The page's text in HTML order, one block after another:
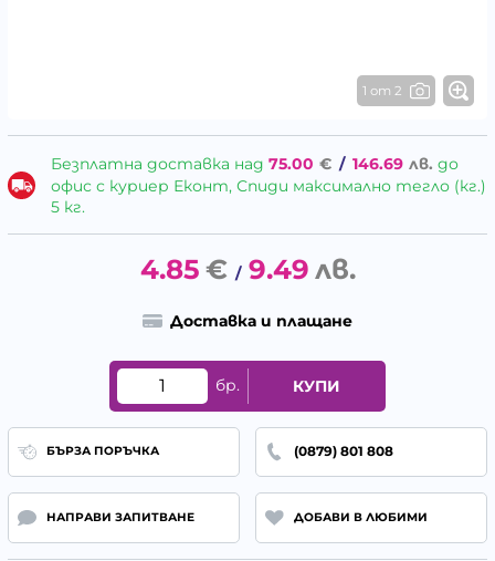
1 от 2
Безплатна доставка над 75.00 € / 146.69 лв. до
офис с куриер Еконт, Спиди максимално тегло (кг.)
5 кг.
4.85 € / 9.49 лв.
Доставка и плащане
бр. КУПИ
БЪРЗА ПОРЪЧКА (0879) 801 808
НАПРАВИ ЗАПИТВАНЕ ДОБАВИ В ЛЮБИМИ